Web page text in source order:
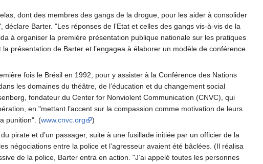
dont des membres des gangs de la drogue, pour les aider à consolider
Barter. "Les réponses de l’Etat et celles des gangs vis-à-vis de la
à organiser la première présentation publique nationale sur les pratiques
présentation de Barter et l’engagea à élaborer un modèle de conférence
fois le Brésil en 1992, pour y assister à la Conférence des Nations
les domaines du théâtre, de l’éducation et du changement social
fondateur du Center for Nonviolent Communication (CNVC), qui
en "mettant l’accent sur la compassion comme motivation de leurs
punition". (www.cnvc.org
)
pirate et d’un passager, suite à une fusillade initiée par un officier de la
négociations entre la police et l’agresseur avaient été bâclées. (Il réalisa
de la police, Barter entra en action. "J’ai appelé toutes les personnes